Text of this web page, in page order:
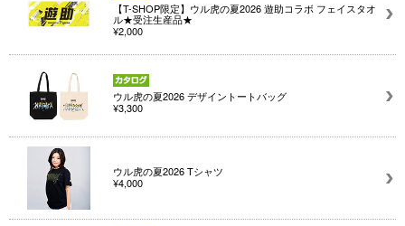
【T-SHOP限定】ウル虎の夏2026 遊助コラボ フェイスタオ
ル★受注生産品★
¥2,000
ウル虎の夏2026 デザイントートバッグ
¥3,300
ウル虎の夏2026 Tシャツ
¥4,000